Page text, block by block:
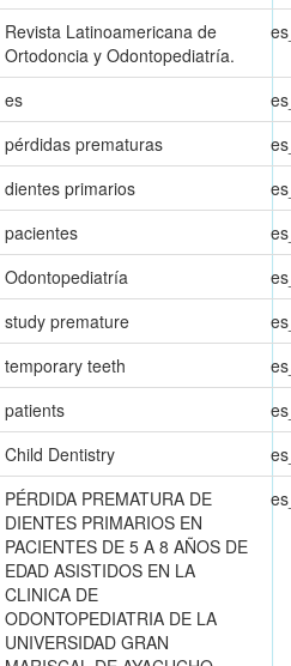
Revista Latinoamericana de
Ortodoncia y Odontopediatría.
es
pérdidas prematuras
dientes primarios
pacientes
Odontopediatría
study premature
temporary teeth
patients
Child Dentistry
PÉRDIDA PREMATURA DE
DIENTES PRIMARIOS EN
PACIENTES DE 5 A 8 AÑOS DE
EDAD ASISTIDOS EN LA
CLINICA DE
ODONTOPEDIATRIA DE LA
UNIVERSIDAD GRAN